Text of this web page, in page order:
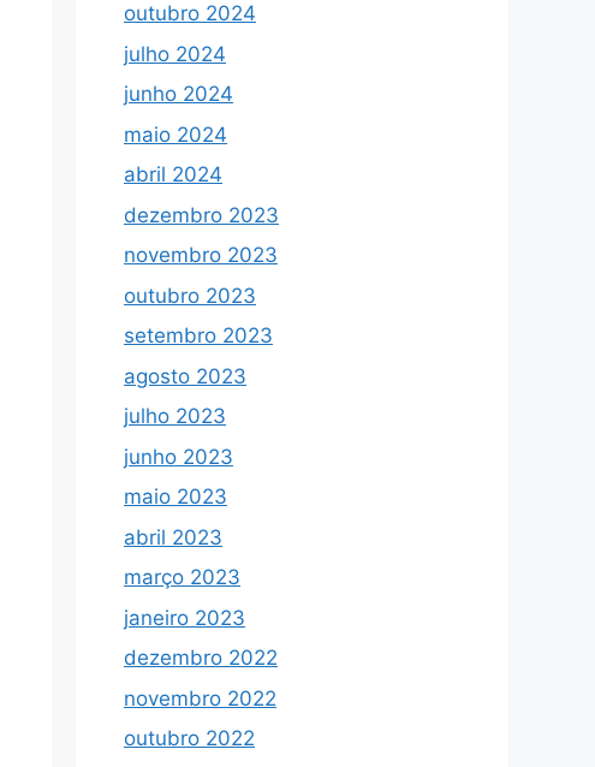
outubro 2024
julho 2024
junho 2024
maio 2024
abril 2024
dezembro 2023
novembro 2023
outubro 2023
setembro 2023
agosto 2023
julho 2023
junho 2023
maio 2023
abril 2023
março 2023
janeiro 2023
dezembro 2022
novembro 2022
outubro 2022